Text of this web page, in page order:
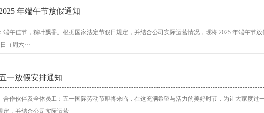
年端午节放假通知
端午佳节，粽叶飘香。根据国家法定节假日规定，并结合公司实际运营情况，现将 2025 年端午节
（周六···
一放假安排通知
合作伙伴及全体员工：五一国际劳动节即将来临，在这充满希望与活力的美好时节，为让大家度过
定，并结合公司实际运营···